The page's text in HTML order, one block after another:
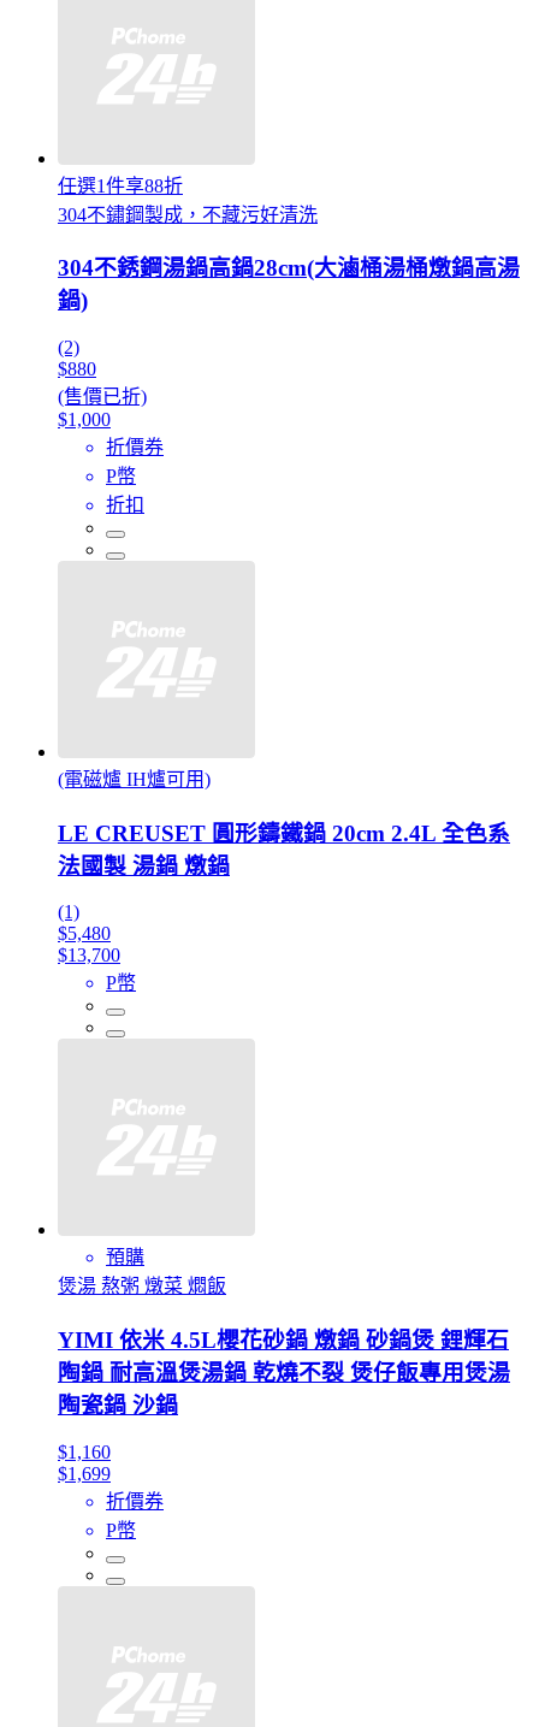
任選1件享88折
304不鏽鋼製成，不藏污好清洗
304不銹鋼湯鍋高鍋28cm(大滷桶湯桶燉鍋高湯
鍋)
(2)
$880
(售價已折)
$1,000
折價券
P幣
折扣
(電磁爐 IH爐可用)
LE CREUSET 圓形鑄鐵鍋 20cm 2.4L 全色系
法國製 湯鍋 燉鍋
(1)
$5,480
$13,700
P幣
預購
煲湯 熬粥 燉菜 燜飯
YIMI 依米 4.5L櫻花砂鍋 燉鍋 砂鍋煲 鋰輝石
陶鍋 耐高溫煲湯鍋 乾燒不裂 煲仔飯專用煲湯
陶瓷鍋 沙鍋
$1,160
$1,699
折價券
P幣